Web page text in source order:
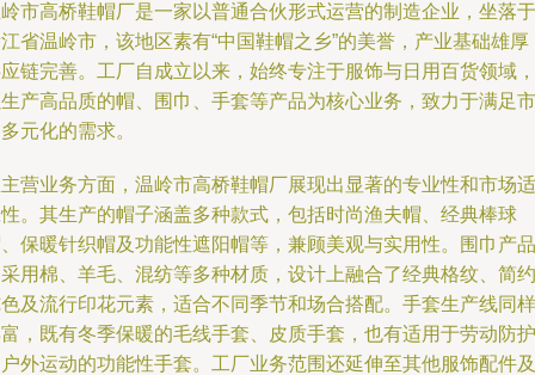
市高桥鞋帽厂是一家以普通合伙形式运营的制造企业，坐落于
省温岭市，该地区素有“中国鞋帽之乡”的美誉，产业基础雄厚
链完善。工厂自成立以来，始终专注于服饰与日用百货领域，
产高品质的帽、围巾、手套等产品为核心业务，致力于满足市
元化的需求。
营业务方面，温岭市高桥鞋帽厂展现出显著的专业性和市场适
。其生产的帽子涵盖多种款式，包括时尚渔夫帽、经典棒球
保暖针织帽及功能性遮阳帽等，兼顾美观与实用性。围巾产品
用棉、羊毛、混纺等多种材质，设计上融合了经典格纹、简约
及流行印花元素，适合不同季节和场合搭配。手套生产线同样
，既有冬季保暖的毛线手套、皮质手套，也有适用于劳动防护
外运动的功能性手套。工厂业务范围还延伸至其他服饰配件及